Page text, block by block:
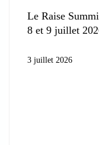
Le Raise
8 et 9 juillet
3 juillet 2026